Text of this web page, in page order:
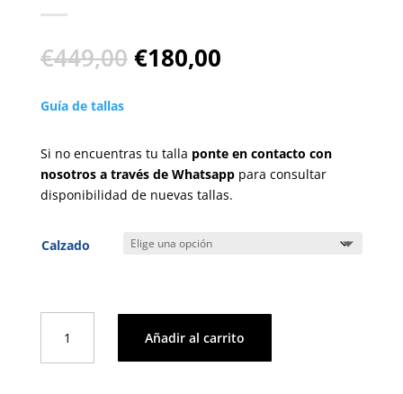
€449,00 El
precio
€180,00El
Guía de tallas
Si no encuentras tu talla ponte en contacto con
nosotros a través de Whatsapppara consultar
disponibilidad de nuevas tallas.
Calzado
Escada
cantidad
Añadir al carrito